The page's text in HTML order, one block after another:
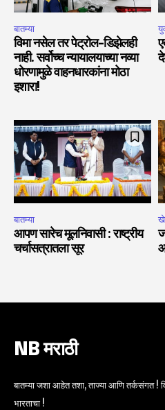
बातम्या
विमा नसेल तर पेट्रोल-डिझेलही
नाही. सर्वोच्च न्यायालयाच्या नव्या
धोरणामुळे वाहनधारकांना मोठा
इशारा!
बातम्या
आपण सारेच मूलनिवासी : राष्ट्रीय
चर्चासत्रातला सूर
NB मराठी
बातम्या जशा आहेत तशा, ताज्या आणि तर्कसंगत !
भारताचा !